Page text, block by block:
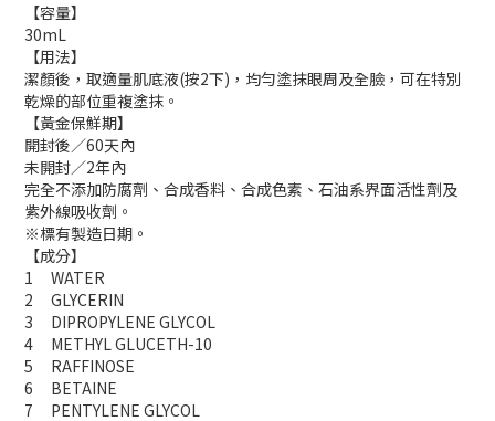
【容量】
30mL
【用法】
潔顏後，取適量肌底液(按2下)，均勻塗抹眼周及全臉，可在特別
乾燥的部位重複塗抹。
【黃金保鮮期】
開封後／60天內
未開封／2年內
完全不添加防腐劑、合成香料、合成色素、石油系界面活性劑及
紫外線吸收劑。
※標有製造日期。
【成分】
1
WATER
2
GLYCERIN
3
DIPROPYLENE GLYCOL
4
METHYL GLUCETH-10
5
RAFFINOSE
6
BETAINE
7
PENTYLENE GLYCOL